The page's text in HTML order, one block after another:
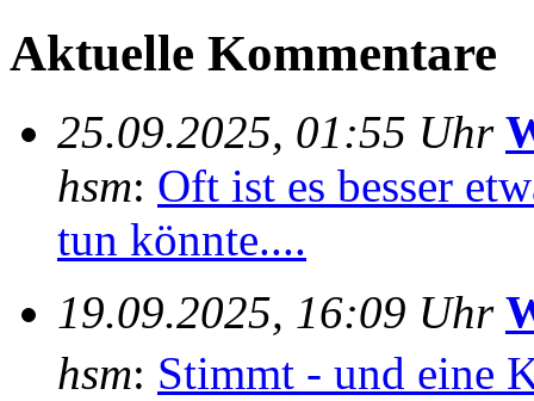
Aktuelle Kommentare
25.09.2025, 01:55 Uhr
hsm: Oft ist es besser
tun könnte....
19.09.2025, 16:09 Uhr
hsm: Stimmt - und eine